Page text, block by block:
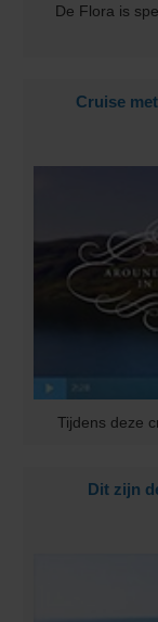
De Flora is
Cruise
Tijdens deze
Dit zijn